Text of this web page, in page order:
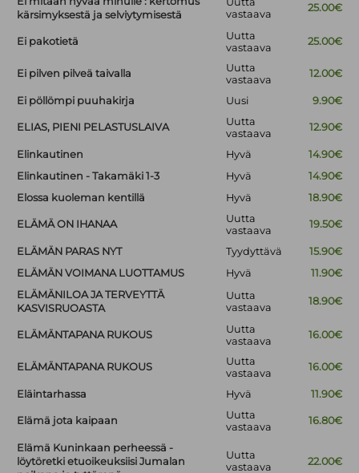
kärsimyksestä ja selviytymisestä
vastaava
25.00€
Ei pakotietä
Uutta
vastaava
25.00€
Ei pilven pilveä taivalla
Uutta
vastaava
12.00€
Ei pöllömpi puuhakirja Uusi 9.90€
ELIAS, PIENI PELASTUSLAIVA
Uutta
vastaava
12.90€
Elinkautinen Hyvä
14.90€
Elinkautinen - Takamäki 1-3
Hyvä
14.90€
Elossa kuoleman kentillä
Hyvä 18.90€
ELÄMÄ ON IHANAA
Uutta
vastaava
19.50€
ELÄMÄN PARAS NYT Tyydyttävä
15.90€
ELÄMÄN VOIMANA LUOTTAMUS
Hyvä
11.90€
ELÄMÄNILOA JA TERVEYTTÄ
KASVISRUOASTA
Uutta
vastaava
18.90€
ELÄMÄNTAPANA RUKOUS
Uutta
vastaava
16.00€
ELÄMÄNTAPANA RUKOUS
Uutta
vastaava
16.00€
Eläintarhassa Hyvä 11.90€
Elämä jota kaipaan
Uutta
vastaava
16.80€
Elämä Kuninkaan perheessä -
löytöretki etuoikeuksiisi Jumalan
Uutta
vastaava
22.00€